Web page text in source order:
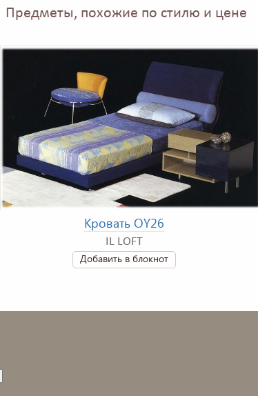
Предметы, похожие по стилю и цене
Кровать OY26
IL LOFT
Добавить в блокнот